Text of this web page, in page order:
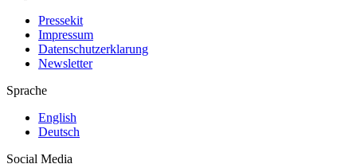
Pressekit
Impressum
Datenschutzerklarung
Newsletter
Sprache
English
Deutsch
Social Media